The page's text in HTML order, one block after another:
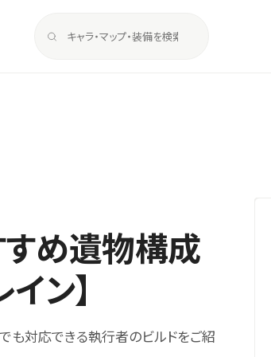
すめ遺物構成
ン】
も対応できる執行者のビルドをご紹